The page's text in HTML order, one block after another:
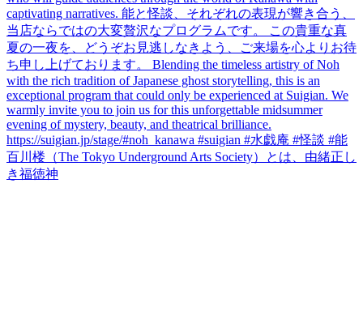
百川楼（The Tokyo Underground Arts Society）とは、由緒正し
き福徳神